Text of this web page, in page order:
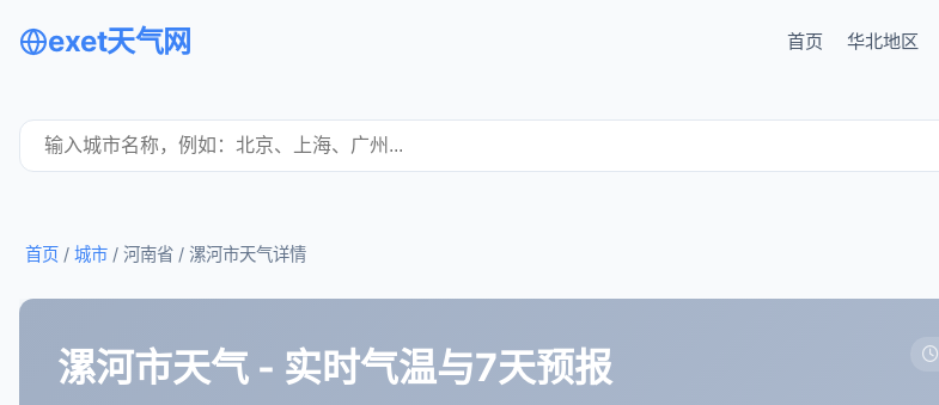
exet天气网 首页 华北地区
首页 / 城市 / 河南省 / 漯河市天气详情
漯河市天气 - 实时气温与7天预报